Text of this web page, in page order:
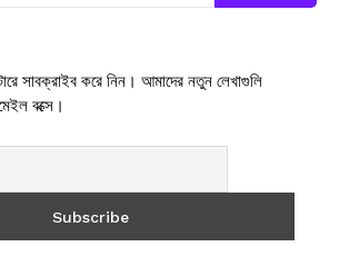
সাবক্রাইব করে নিন। আমাদের নতুন লেখাগুলি
বক্সে।